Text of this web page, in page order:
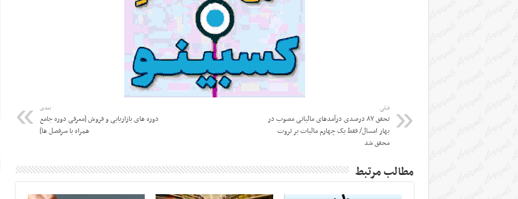
قبلی
تحقق ۸۷ درصدی درآمدهای مالیاتی مصوب در
بهار امسال/ فقط یک چهارم مالیات بر ثروت
محقق شد
بعدی
دوره های بازاریابی و فروش [معرفی دوره جامع
همراه با سرفصل ها]
مطالب مرتبط